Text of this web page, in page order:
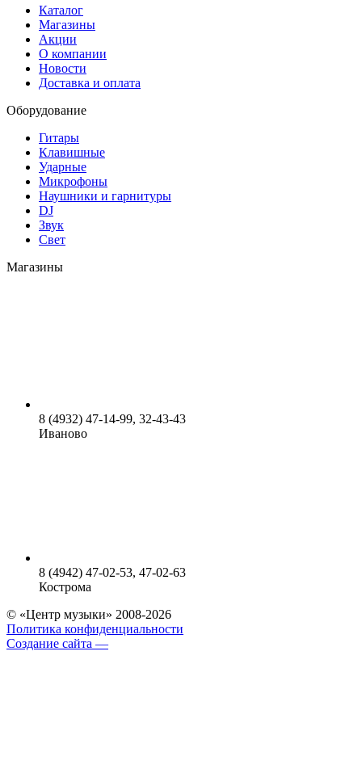
Каталог
Магазины
Акции
О компании
Новости
Доставка и оплата
Оборудование
Гитары
Клавишные
Ударные
Микрофоны
Наушники и гарнитуры
DJ
Звук
Свет
Магазины
8 (4932) 47-14-99, 32-43-43
Иваново
8 (4942) 47-02-53, 47-02-63
Кострома
© «Центр музыки» 2008-2026
Политика конфиденциальности
Создание сайта —